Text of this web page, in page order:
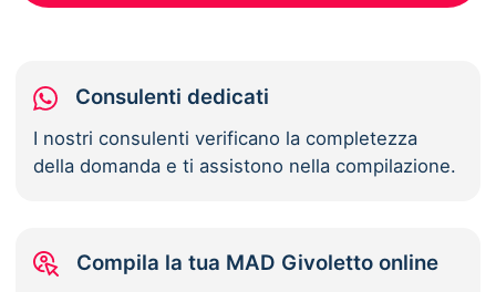
Consulenti dedicati
I nostri consulenti verificano la completezza
della domanda e ti assistono nella compilazione.
Compila la tua MAD Givoletto online